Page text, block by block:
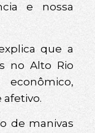
e nossa
que a
no Alto Rio
de manivas